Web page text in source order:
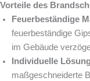
Vorteile des
Feuerbeständige
feuerbeständige
im Gebäude
Individuelle
maßgeschneiderte